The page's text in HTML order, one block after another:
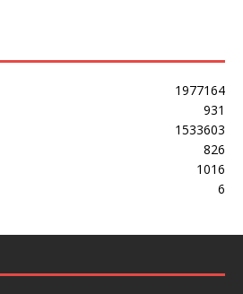
1977164
931
1533603
826
1016
6